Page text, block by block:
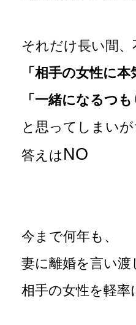
それだけ長い間
「相手の女性に本
「一緒になるつ
と思ってしまいが
答えは NO
今まで何年も、
妻に離婚を言い
相手の女性を軽率